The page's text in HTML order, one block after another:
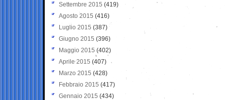
Settembre 2015 (419)
Agosto 2015 (416)
Luglio 2015 (387)
Giugno 2015 (396)
Maggio 2015 (402)
Aprile 2015 (407)
Marzo 2015 (428)
Febbraio 2015 (417)
Gennaio 2015 (434)